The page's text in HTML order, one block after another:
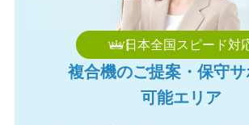
た。ありがとうございます。
2026年8月7日 13:38
【徳島県】複合機 KONICA MINOLTA 導入
を頂きました。ありがとうございます。
日本全国スピード対
複合機のご提案・保守サ
可能エリア